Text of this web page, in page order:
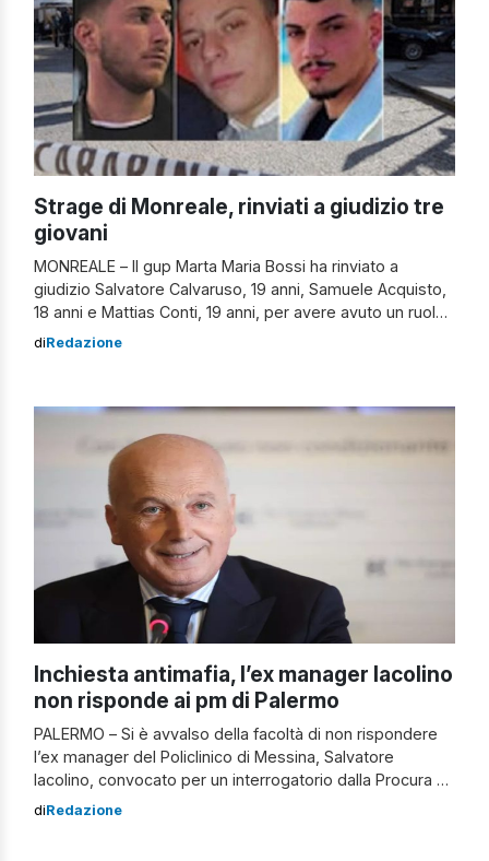
Strage di Monreale, rinviati a giudizio tre
giovani
MONREALE – Il gup Marta Maria Bossi ha rinviato a
giudizio Salvatore Calvaruso, 19 anni, Samuele Acquisto,
18 anni e Mattias Conti, 19 anni, per avere avuto un ruolo
nella strage di Monreale in cui, la notte tra il 26 e il 27
diRedazione
Inchiesta antimafia, l’ex manager Iacolino
non risponde ai pm di Palermo
PALERMO – Si è avvalso della facoltà di non rispondere
l’ex manager del Policlinico di Messina, Salvatore
Iacolino, convocato per un interrogatorio dalla Procura di
Palermo nell’ambito di un’indagine per concorso esterno
diRedazione